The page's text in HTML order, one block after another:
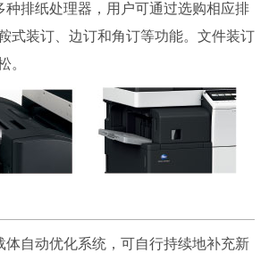
种排纸处理器，用户可通过选购相应排
式装订、边订和角订等功能。文件装订
。
体自动优化系统，可自行持续地补充新